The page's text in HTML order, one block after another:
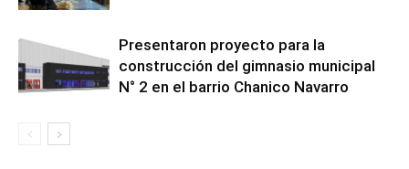
Presentaron proyecto para la
construcción del gimnasio municipal
N° 2 en el barrio Chanico Navarro